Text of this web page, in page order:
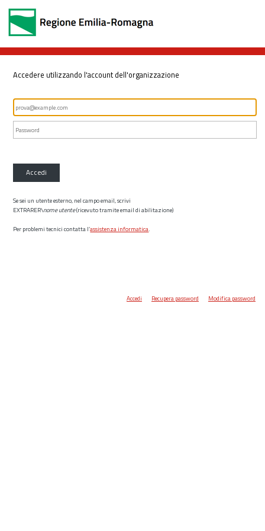
Accedere utilizzando l'account dell'organizzazione
Accedi
Se sei un utente esterno, nel campo email, scrivi
EXTRARER\nome utente(ricevuto tramite email di abilitazione)
Per problemi tecnici contatta l’assistenza informatica.
Accedi Recupera password Modifica password